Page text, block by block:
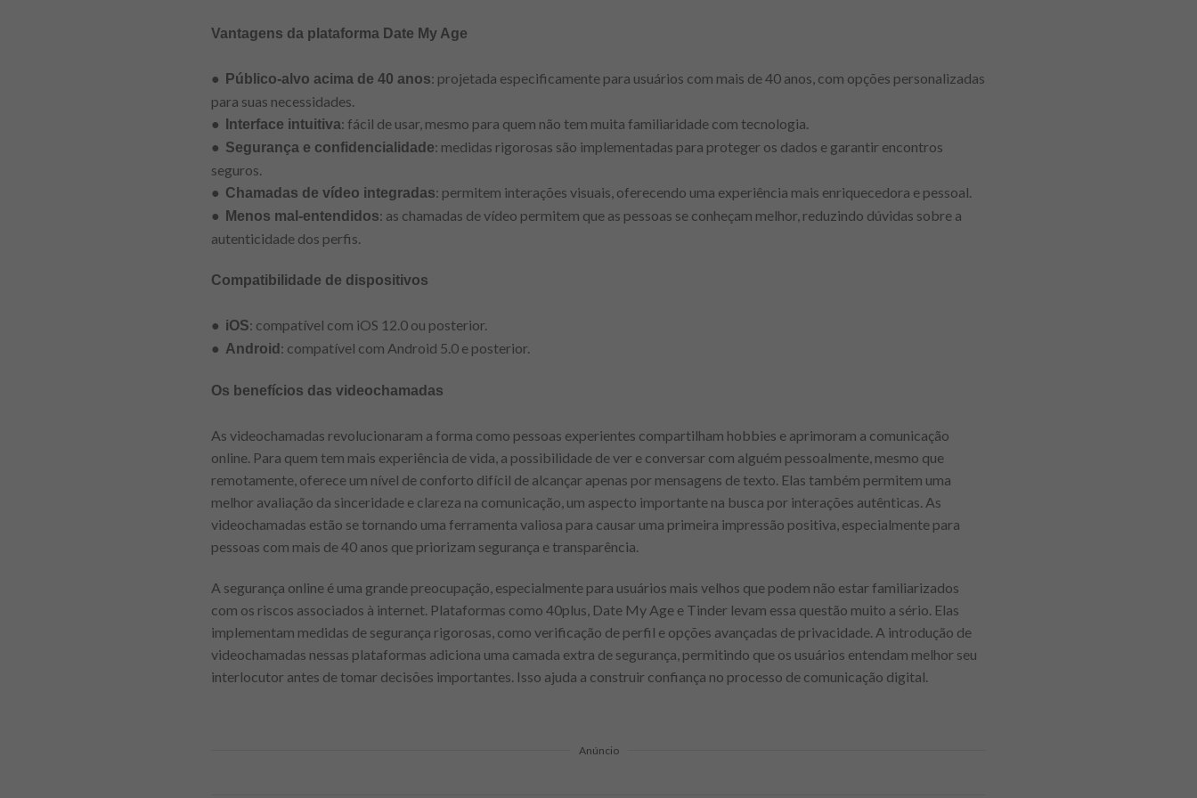
Vantagens da plataforma Date My Age
● Público-alvo acima de 40 anos: projetada especificamente para usuários com mais de 40 anos, com opções personalizadas
para suas necessidades.
●
Interface intuitiva: fácil de usar, mesmo para quem não tem muita familiaridade com tecnologia.
● Segurança e confidencialidade: medidas rigorosas são implementadas para proteger os dados e garantir encontros
seguros.
● Chamadas de vídeo integradas: permitem interações visuais, oferecendo uma experiência mais enriquecedora e pessoal.
●
Menos mal-entendidos: as chamadas de vídeo permitem que as pessoas se conheçam melhor, reduzindo dúvidas sobre a
autenticidade dos perfis.
Compatibilidade de dispositivos
● iOS: compatível com iOS 12.0 ou posterior.
● Android : compatível com Android 5.0 e posterior.
Os benefícios das videochamadas
As videochamadas revolucionaram a forma como pessoas experientes compartilham hobbies e aprimoram a comunicação
online. Para quem tem mais experiência de vida, a possibilidade de ver e conversar com alguém pessoalmente, mesmo que
remotamente, oferece um nível de conforto difícil de alcançar apenas por mensagens de texto. Elas também permitem uma
melhor avaliação da sinceridade e clareza na comunicação, um aspecto importante na busca por interações autênticas. As
videochamadas estão se tornando uma ferramenta valiosa para causar uma primeira impressão positiva, especialmente para
pessoas com mais de 40 anos que priorizam segurança e transparência.
A segurança online é uma grande preocupação, especialmente para usuários mais velhos que podem não estar familiarizados
com os riscos associados à internet. Plataformas como 40plus, Date My Age e Tinder levam essa questão muito a sério. Elas
implementam medidas de segurança rigorosas, como verificação de perfil e opções avançadas de privacidade. A introdução de
videochamadas nessas plataformas adiciona uma camada extra de segurança, permitindo que os usuários entendam melhor seu
interlocutor antes de tomar decisões importantes. Isso ajuda a construir confiança no processo de comunicação digital.
Anúncio